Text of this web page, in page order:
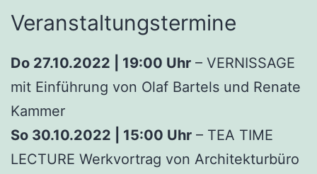
Veranstaltungstermine
Do 27.10.2022 | 19:00 Uhr – VERNISSAGE
mit Einführung von Olaf Bartels und Renate
Kammer
So 30.10.2022 | 15:00 Uhr – TEA TIME
LECTURE Werkvortrag von Architekturbüro